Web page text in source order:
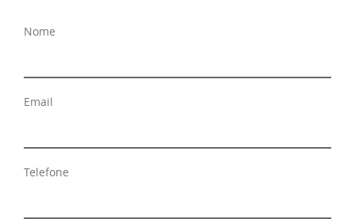
Nome
Email
Telefone